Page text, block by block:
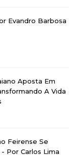
Evandro Barbosa
Aposta Em
A Vida
Feirense Se
Por Carlos Lima